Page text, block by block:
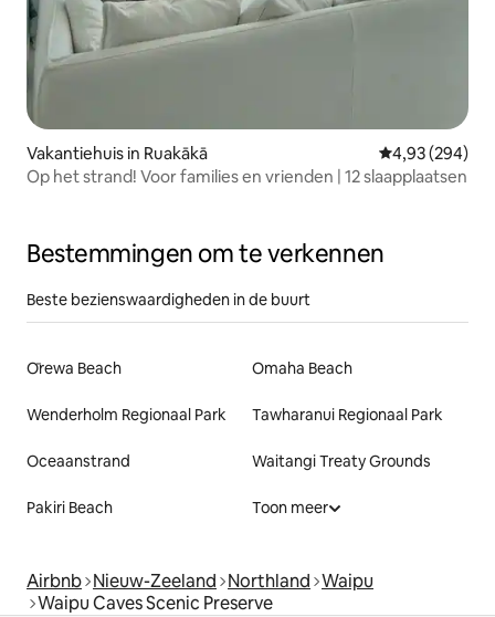
Vakantiehuis in Ruakākā Gemiddelde
4,93 (294)
Op het strand! Voor families en vrienden | 12 slaapplaatsen
Bestemmingen om te verkennen
Beste bezienswaardigheden in de buurt
Ōrewa Beach Omaha Beach
Wenderholm Regionaal Park Tawharanui Regionaal Park
Oceaanstrand Waitangi Treaty Grounds
Pakiri Beach Toon meer
Airbnb Nieuw-Zeeland Northland Waipu
Waipu Caves Scenic Preserve